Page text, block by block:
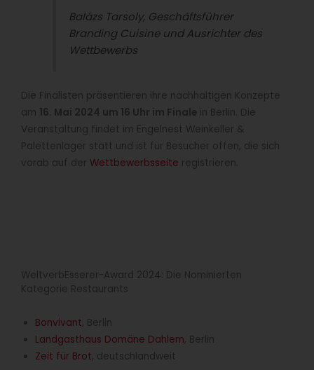
Balázs Tarsoly, Geschäftsführer
Branding Cuisine und Ausrichter des
Wettbewerbs
Die Finalisten präsentieren ihre nachhaltigen Konzepte
am 16. Mai 2024 um 16 Uhr im Finale in Berlin. Die
Veranstaltung findet im Engelnest Weinkeller &
Palettenlager statt und ist für Besucher offen, die sich
vorab auf der Wettbewerbsseite registrieren.
WeltverbEsserer-Award 2024: Die Nominierten
Kategorie Restaurants
Bonvivant, Berlin
Landgasthaus Domäne Dahlem, Berlin
Zeit für Brot, deutschlandweit